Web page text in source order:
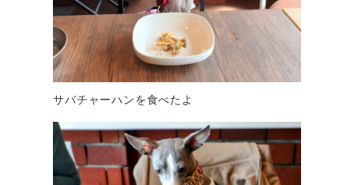
サバチャーハンを食べたよ